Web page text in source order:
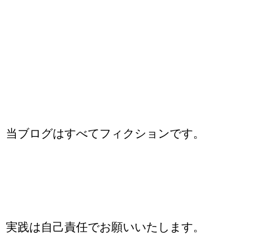
当ブログはすべてフィクションです。
実践は自己責任でお願いいたします。